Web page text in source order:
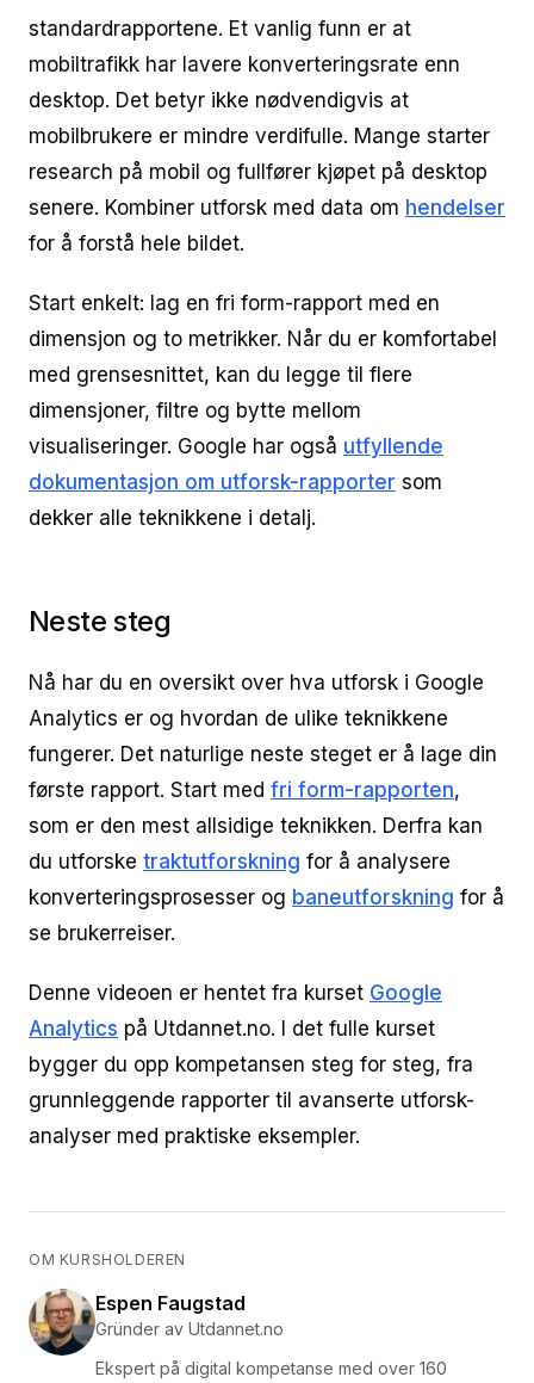
standardrapportene. Et vanlig funn er at
mobiltrafikk har lavere konverteringsrate enn
desktop. Det betyr ikke nødvendigvis at
mobilbrukere er mindre verdifulle. Mange starter
research på mobil og fullfører kjøpet på desktop
senere. Kombiner utforsk med data om hendelser
for å forstå hele bildet.
Start enkelt: lag en fri form-rapport med en
dimensjon og to metrikker. Når du er komfortabel
med grensesnittet, kan du legge til flere
dimensjoner, filtre og bytte mellom
visualiseringer. Google har også utfyllende
dokumentasjon om utforsk-rapporter som
dekker alle teknikkene i detalj.
Neste steg
Nå har du en oversikt over hva utforsk i Google
Analytics er og hvordan de ulike teknikkene
fungerer. Det naturlige neste steget er å lage din
første rapport. Start med fri form-rapporten,
som er den mest allsidige teknikken. Derfra kan
du utforske traktutforskning for å analysere
konverteringsprosesser og baneutforskning for å
se brukerreiser.
Denne videoen er hentet fra kurset Google
Analytics på Utdannet.no. I det fulle kurset
bygger du opp kompetansen steg for steg, fra
grunnleggende rapporter til avanserte utforsk-
analyser med praktiske eksempler.
OM KURSHOLDEREN
Espen Faugstad
Gründer av Utdannet.no
Ekspert på digital kompetanse med over 160